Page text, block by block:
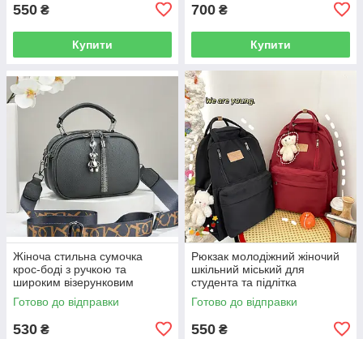
550 ₴
Купити
700 ₴
Купити
Жіноча стильна сумочка
крос-боді з ручкою та
широким візерунковим
ременем через плече сіра
Готово до відправки
530 ₴
Рюкзак молодіжний жіночий
шкільний міський для
студента та підлітка
41×30×16 см — з брелком-
ведмедиком, відділення для
Готово до відправки
550 ₴